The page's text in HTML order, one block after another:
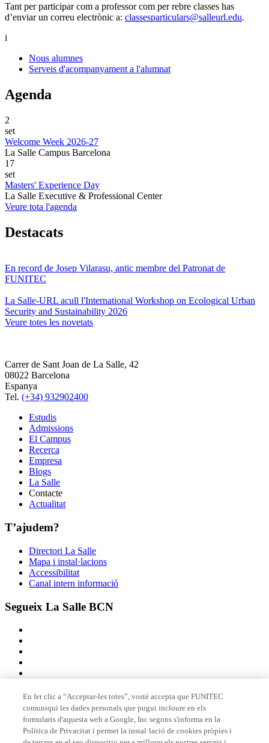
Tant per participar com a professor com per rebre classes has
d’enviar un correu electrònic a: classesparticulars@salleurl.edu.
i
Nous alumnes
Serveis d'acompanyament a l'alumnat
Agenda
2
set
Welcome Week 2026-27
La Salle Campus Barcelona
17
set
Masters' Experience Day
La Salle Executive & Professional Center
Veure tota l'agenda
Destacats
En record de Josep Vilarasu, antic membre del Patronat de
FUNITEC
La Salle-URL acull l'International Workshop on Ecological Urban
Security and Sustainability 2026
Veure totes les novetats
Carrer de Sant Joan de La Salle, 42
08022 Barcelona
Espanya
Tel. (+34) 932902400
Estudis
Admissions
El Campus
Recerca
Empresa
Blogs
La Salle
Contacte
Actualitat
T’ajudem?
Directori La Salle
Mapa i instal·lacions
Accessibilitat
Canal intern informació
Segueix La Salle BCN
Membre de
En fer clic a “Acceptar-les totes”, vostè accepta que FUNITEC
comuniqui les dades personals que pugui incloure en els
formularis d'aquesta web a Google, Inc segons s'informa en la
Política de Privacitat i permet la instal·lació de cookies pròpies i